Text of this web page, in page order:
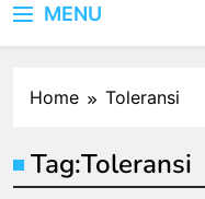
MENU
Home Toleransi
Tag:Toleransi